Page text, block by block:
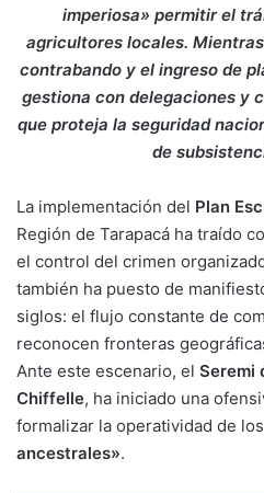
imperiosa» permitir el
agricultores locales.
contrabando y el ingreso de
gestiona con delegaciones y
que proteja la seguridad
de
La implementación del Plan
Región de Tarapacá ha traído
el control del crimen
también ha puesto de
siglos: el flujo constante de
reconocen fronteras
Ante este escenario, el Seremi
Chiffelle, ha iniciado una
formalizar la operatividad de
ancestrales».